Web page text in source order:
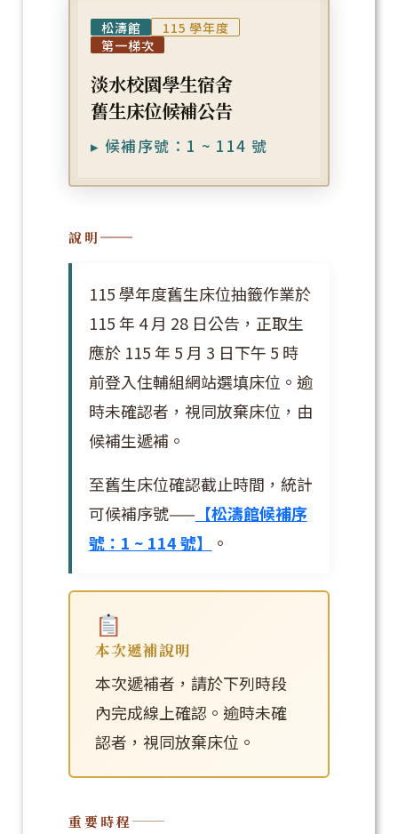
松濤館
115 學年度
第一梯次
淡水校園學生宿舍
舊生床位候補公告
▸ 候補序號：1 ~ 114 號
說明
115 學年度舊生床位抽籤作業於
115 年 4 月 28 日公告，正取生
應於 115 年 5 月 3 日下午 5 時
前登入住輔組網站選填床位。逾
時未確認者，視同放棄床位，由
候補生遞補。
至舊生床位確認截止時間，統計
可候補序號——【松濤館候補序
號：1 ~ 114 號】
。
本次遞補說明
本次遞補者，請於下列時段
內完成線上確認。逾時未確
認者，視同放棄床位。
重要時程